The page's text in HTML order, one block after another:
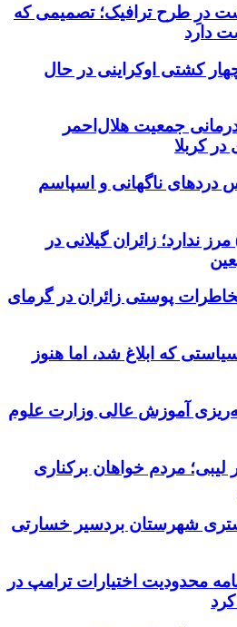
درِ طرح ترافیک؛ تصمیمی که
روسیه به ۴ چهار کشتی اوکراینی در حال
جمعیت هلال‌احمر
کربلا
دردهای ناگهانی و اسپاسم
ندارد؛ زائران گیلانی در
پوستی زائران در گرمای
که ابلاغ شد، اما هنوز
آموزش عالی وزارت علوم
لیبی؛ مردم خواهان برکناری
لرزه ۴.۶ ریشتری شهرستان بردسیر خسارتی
محدودیت اختیارات ترامپ در